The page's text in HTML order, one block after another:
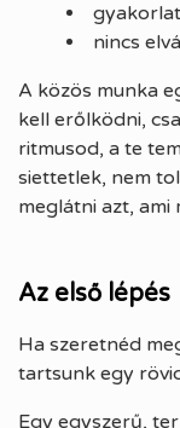
nincs
A közös munka
kell erőlködni,
ritmusod, a te
siettetlek, nem
meglátni azt, ami
Az első lépés
Ha szeretnéd
tartsunk egy
Egy egyszerű,